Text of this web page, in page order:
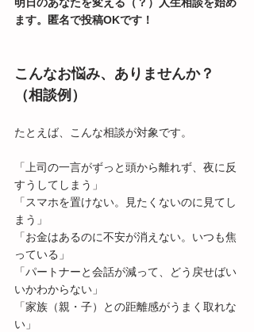
ます。匿名で投稿OKです！
こんなお悩み、ありませんか？
（相談例）
たとえば、こんな相談が対象です。
「上司の一言がずっと頭から離れず、夜に反
すうしてしまう」
「スマホを置けない。見たくないのに見てし
まう」
「お金はあるのに不安が消えない。いつも焦
っている」
「パートナーと会話が減って、どう戻せばい
いかわからない」
「家族（親・子）との距離感がうまく取れな
い」